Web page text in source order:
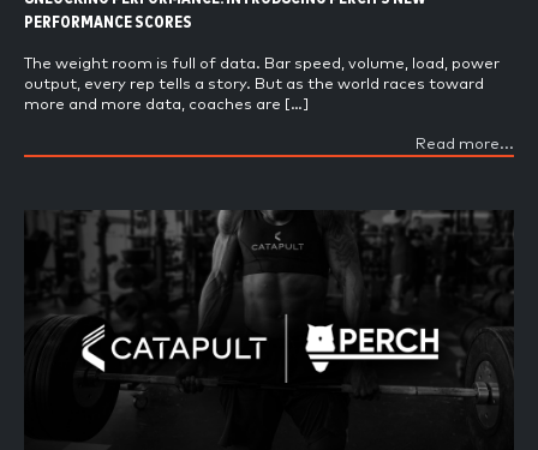
PERFORMANCE SCORES
The weight room is full of data. Bar speed, volume, load, power
output, every rep tells a story. But as the world races toward
more and more data, coaches are […]
Read more...